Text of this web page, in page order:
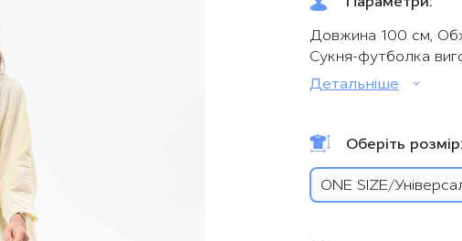
Довжина 100 см,
Сукня-футболка
95% бавовна
5% еластан
Детальнiшe
Оберіть розмір:
ONE SIZE/